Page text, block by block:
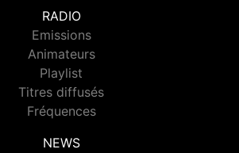
RADIO
Emissions
Animateurs
Playlist
Titres diffusés
Fréquences
NEWS